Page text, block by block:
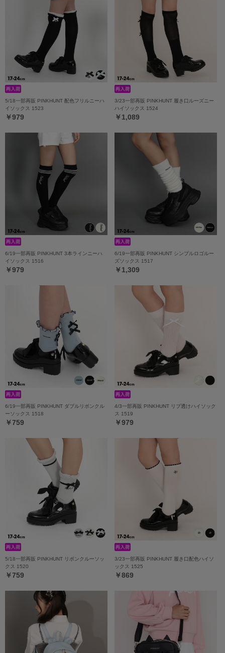
5/18一部再販 PINKHUNT 配色フリルニーハ
イソックス 1523
￥979
3/23一部再販 PINKHUNT 履き口ルーズニー
ハイソックス 1524
￥1,089
6/19一部再販 PINKHUNT 3本ラインニーハ
イソックス 1516
￥979
6/19一部再販 PINKHUNT シンプルロゴルー
ズソックス 1517
￥1,309
6/19一部再販 PINKHUNT ダブルリボンクル
ーソックス 1518
￥759
4/3一部再販 PINKHUNT リブ透けハイソック
ス 1519
￥979
5/18一部再販 PINKHUNT リボンクルーソッ
クス 1520
￥759
3/23一部再販 PINKHUNT 履き口配色ハイソ
ックス 1525
￥869